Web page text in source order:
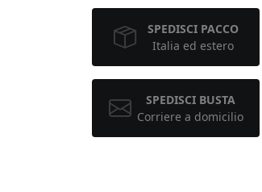
SPEDISCI PACCO
Italia ed estero
SPEDISCI BUSTA
Corriere a domicilio